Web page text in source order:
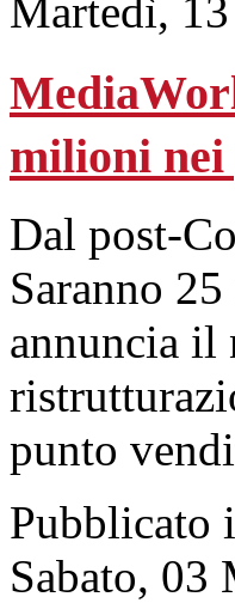
Martedì,
milioni
Dal post-
Saranno
annuncia il
punto
Pubblicato
Sabato, 03